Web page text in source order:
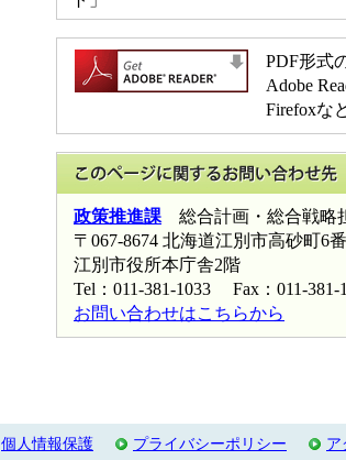
PDF形式
Adobe
Firefoxな
政策推進課 総合計画・総合戦略
〒067-8674 北海道江別市高砂町6
江別市役所本庁舎2階
Tel：011-381-1033 Fax：011-381-
お問い合わせはこちらから
個人情報保護 プライバシーポリシー ア